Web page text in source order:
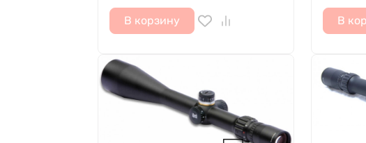
В корзину В